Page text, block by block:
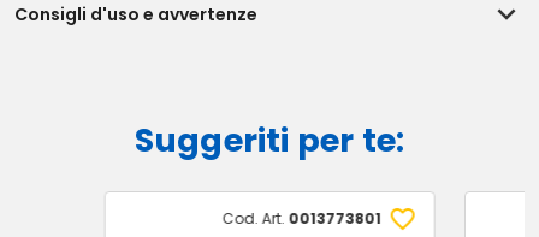
Consigli d'uso e avvertenze
Suggeriti per te:
Cod. Art. 0013773801